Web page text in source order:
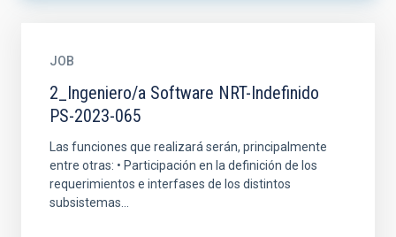
JOB
2_Ingeniero/a Software NRT-Indefinido
PS-2023-065
Las funciones que realizará serán, principalmente
entre otras: • Participación en la definición de los
requerimientos e interfases de los distintos
subsistemas...